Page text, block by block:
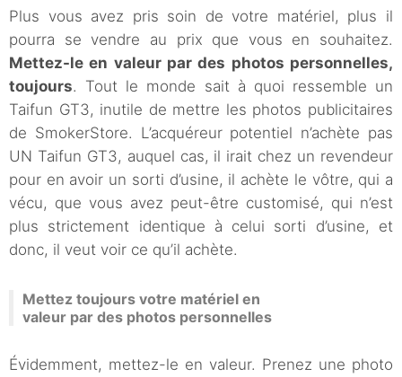
Plus vous avez pris soin de votre matériel, plus il
pourra se vendre au prix que vous en souhaitez.
Mettez-le en valeur par des photos personnelles,
toujours. Tout le monde sait à quoi ressemble un
Taifun GT3, inutile de mettre les photos publicitaires
de SmokerStore. L’acquéreur potentiel n’achète pas
UN Taifun GT3, auquel cas, il irait chez un revendeur
pour en avoir un sorti d’usine, il achète le vôtre, qui a
vécu, que vous avez peut-être customisé, qui n’est
plus strictement identique à celui sorti d’usine, et
donc, il veut voir ce qu’il achète.
Mettez toujours votre matériel en
valeur par des photos personnelles
Évidemment, mettez-le en valeur. Prenez une photo